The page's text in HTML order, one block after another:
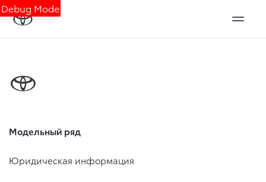
Debug Mode
Модельный ряд
Юридическая информация